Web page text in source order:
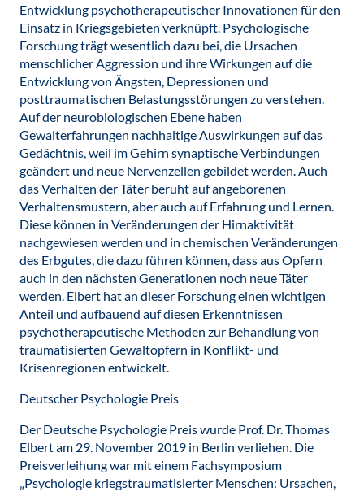
Entwicklung psychotherapeutischer Innovationen für den
Einsatz in Kriegsgebieten verknüpft. Psychologische
Forschung trägt wesentlich dazu bei, die Ursachen
menschlicher Aggression und ihre Wirkungen auf die
Entwicklung von Ängsten, Depressionen und
posttraumatischen Belastungsstörungen zu verstehen.
Auf der neurobiologischen Ebene haben
Gewalterfahrungen nachhaltige Auswirkungen auf das
Gedächtnis, weil im Gehirn synaptische Verbindungen
geändert und neue Nervenzellen gebildet werden. Auch
das Verhalten der Täter beruht auf angeborenen
Verhaltensmustern, aber auch auf Erfahrung und Lernen.
Diese können in Veränderungen der Hirnaktivität
nachgewiesen werden und in chemischen Veränderungen
des Erbgutes, die dazu führen können, dass aus Opfern
auch in den nächsten Generationen noch neue Täter
werden. Elbert hat an dieser Forschung einen wichtigen
Anteil und aufbauend auf diesen Erkenntnissen
psychotherapeutische Methoden zur Behandlung von
traumatisierten Gewaltopfern in Konflikt- und
Krisenregionen entwickelt.
Deutscher Psychologie Preis
Der Deutsche Psychologie Preis wurde Prof. Dr. Thomas
Elbert am 29. November 2019 in Berlin verliehen. Die
Preisverleihung war mit einem Fachsymposium
„Psychologie kriegstraumatisierter Menschen: Ursachen,